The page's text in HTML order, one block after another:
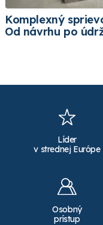
Komplexný
Od návrhu po
Líder
v strednej Európe
Osobný
prístup